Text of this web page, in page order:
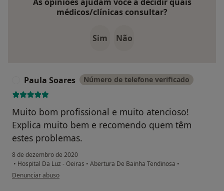
médicos/clínicas consultar?
Sim Não
Paula Soares Número de telefone verificado
Muito bom profissional e muito atencioso!
Explica muito bem e recomendo quem têm
estes problemas.
8 de dezembro de 2020
• Hospital Da Luz - Oeiras • Abertura De Bainha Tendinosa •
na opinião do utilizador Paula Soares
Denunciar abuso